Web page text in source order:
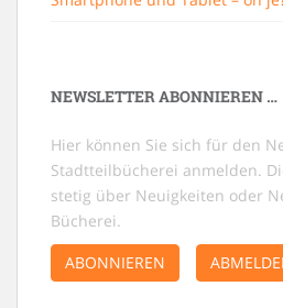
NEWSLETTER ABONNIEREN …
Hier können Sie sich für den
Stadtteilbücherei anmelden.
stetig über Neuigkeiten oder
Bücherei.
ABONNIEREN